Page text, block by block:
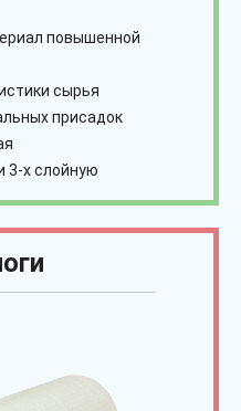
повышенной
сырья
присадок
3-х слойную